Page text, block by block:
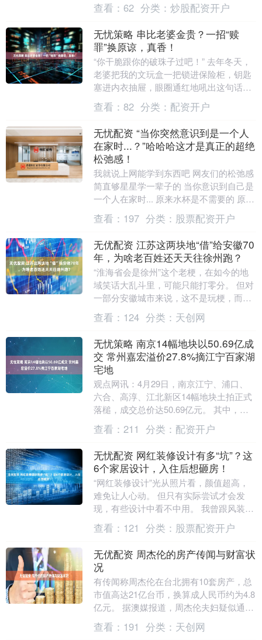
它。 小时候不懂....
查看： 62 分类： 炒股配资开户
无忧策略 串比老婆金贵？一招“赎
罪”换原谅，真香！
“你干脆跟你的破珠子过吧！” 去年冬天，
老婆把我的文玩盒一把锁进保险柜，钥匙
塞进内衣抽屉，眼圈通红地吼出这句话
时，我愣在原地，手还悬在半空，刚想拿
那串盘了三年的....
查看： 82 分类： 配资开户
无忧配资 “当你突然意识到是一个人
在家时...？”哈哈哈这才是真正的超绝
松弛感！
我就说上网能学到东西吧 网友们的松弛感
简直够星星学一辈子的 当你意识到自己是
一个人在家时... 原来水杯是不需要的 原来
饭是可以在厨房吃的 想在哪里睡觉就在
哪....
查看： 197 分类： 股票配资开户
无优配资 江苏这两块地“借”给安徽70
年，为啥老百姓还天天往徐州跑？
“淮海省会是徐州”这个老梗，在如今的地
域笑话大乱斗里，可能只能打零分。 但对
一部分安徽城市来说，这不是玩梗，而是
生活的日常。 比如说，在安徽省东北部的
萧县、砀山....
查看： 124 分类： 天创网
无忧策略 南京14幅地块以50.69亿成
交 常州嘉宏溢价27.8%摘江宁百家湖
宅地
观点网讯：4月29日，南京江宁、浦口、
六合、高淳、江北新区14幅地块土拍正式
落槌，成交总价达50.69亿元。 其中，江
宁百家湖G08地块成为本次土拍焦点，常
州嘉....
查看： 211 分类： 配资开户
无忧配资 网红装修设计有多“坑”？这
6个家居设计，入住后想砸房！
“网红装修设计”光从照片看，颜值超高，
难免让人心动。 但只有实际尝试才会发
现，有些设计中看不中用。 我曾跟风装了
很多鸡肋设计，入住后甚至有砸房子的冲
动…… 下面....
查看： 121 分类： 股票配资开户
无优配资 周杰伦的房产传闻与财富状
况
有传闻称周杰伦在台北拥有10套房产，总
市值高达21亿台币，换算成人民币约为4.8
亿元。 据澳媒报道，周杰伦夫妇疑似通过
昆凌父亲的名义，购入了墨尔本一处占地
超30....
查看： 191 分类： 天创网